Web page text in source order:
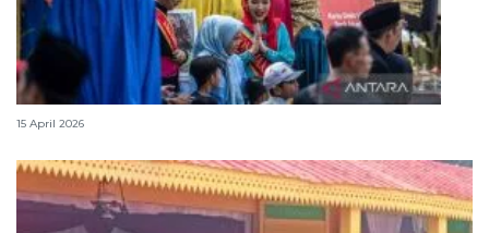
Lebaran Betawi, harmoni tradisi dan kota global
15 April 2026